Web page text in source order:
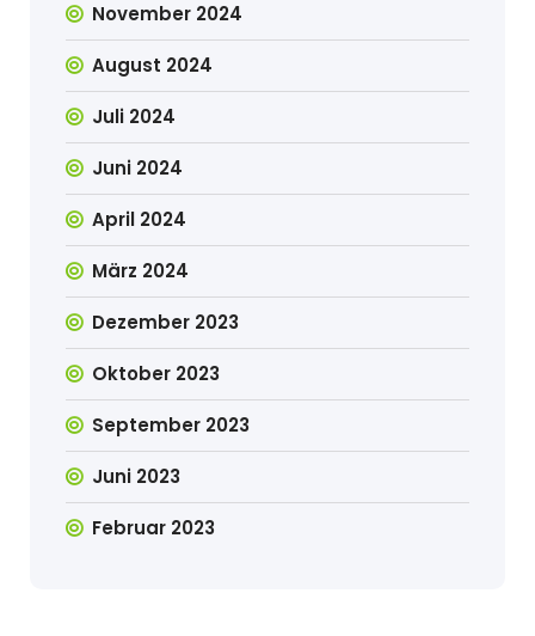
November 2024
August 2024
Juli 2024
Juni 2024
April 2024
März 2024
Dezember 2023
Oktober 2023
September 2023
Juni 2023
Februar 2023